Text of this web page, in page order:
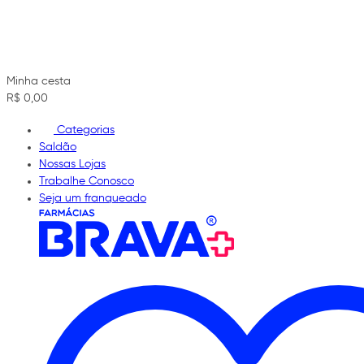
Minha cesta
R$ 0,00
Categorias
Saldão
Nossas Lojas
Trabalhe Conosco
Seja um franqueado